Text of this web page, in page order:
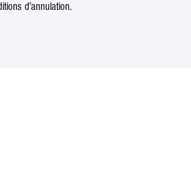
d’annulation.